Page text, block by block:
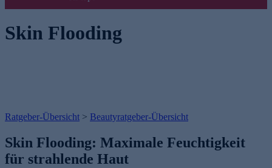
Skin Flooding
Ratgeber-Übersicht > Beautyratgeber-Übersicht
Skin Flooding: Maximale Feuchtigkeit
für strahlende Haut